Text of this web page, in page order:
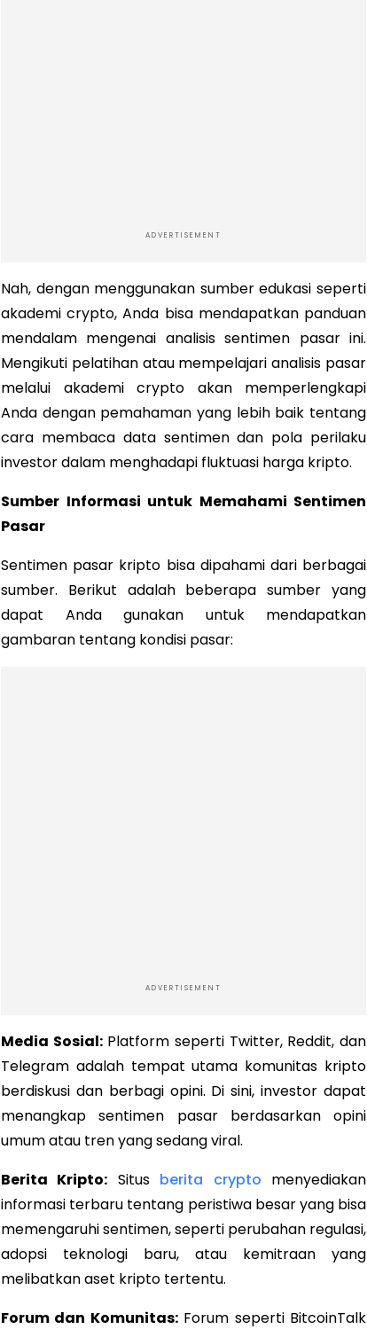
ADVERTISEMENT
Nah, dengan menggunakan sumber edukasi seperti
akademi crypto, Anda bisa mendapatkan panduan
mendalam mengenai analisis sentimen pasar ini.
Mengikuti pelatihan atau mempelajari analisis pasar
melalui akademi crypto akan memperlengkapi
Anda dengan pemahaman yang lebih baik tentang
cara membaca data sentimen dan pola perilaku
investor dalam menghadapi fluktuasi harga kripto.
Sumber Informasi untuk Memahami Sentimen
Pasar
Sentimen pasar kripto bisa dipahami dari berbagai
sumber. Berikut adalah beberapa sumber yang
dapat Anda gunakan untuk mendapatkan
gambaran tentang kondisi pasar:
ADVERTISEMENT
Media Sosial:Platform seperti Twitter, Reddit, dan
Telegram adalah tempat utama komunitas kripto
berdiskusi dan berbagi opini. Di sini, investor dapat
menangkap sentimen pasar berdasarkan opini
umum atau tren yang sedang viral.
Berita Kripto: Situs berita crypto menyediakan
informasi terbaru tentang peristiwa besar yang bisa
memengaruhi sentimen, seperti perubahan regulasi,
adopsi teknologi baru, atau kemitraan yang
melibatkan aset kripto tertentu.
Forum dan Komunitas:Forum seperti BitcoinTalk